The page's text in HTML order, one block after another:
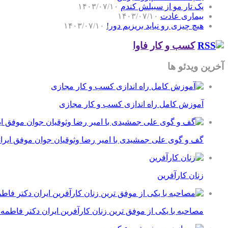
یک تار مو از سبیلش کندم ۱۴۰۳/۰۷/۱۰
بیماری عادت ۱۴۰۳/۰۷/۱۰
هیچ چیزی رو نباید بریزیم دور! ۱۴۰۳/۰۷/۱۰
کسب و کار فاوا
آخرین ویدئو ها
آموزش کامل راه اندازی کسب و کار مجازی
گف و گوی علی جمشیدی با امیر رضا وثوقیان جوان موفق
زنان کارآفرین
مصاحبه با یکی از موفق ترین زنان کارآفرین ایران دکتر